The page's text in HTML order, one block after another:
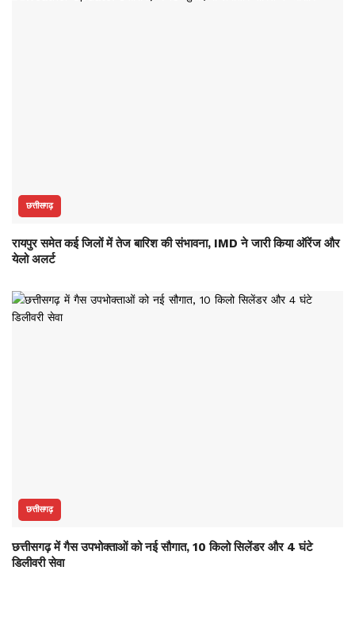
छत्तीसगढ़
रायपुर समेत कई जिलों में तेज बारिश की संभावना, IMD ने जारी किया ऑरेंज और
येलो अलर्ट
छत्तीसगढ़
छत्तीसगढ़ में गैस उपभोक्ताओं को नई सौगात, 10 किलो सिलेंडर और 4 घंटे
डिलीवरी सेवा